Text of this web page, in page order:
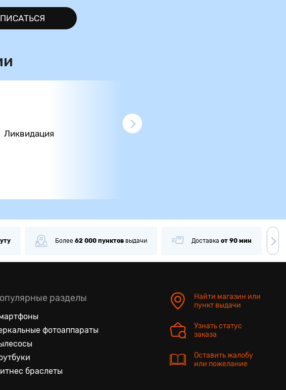
Ликвидация
Более 62 000 пунктов выдачи Доставка от 90 мин
разделы
фотоаппараты
браслеты
Найти магазин или
пункт выдачи
Узнать статус
заказа
Оставить жалобу
или пожелание